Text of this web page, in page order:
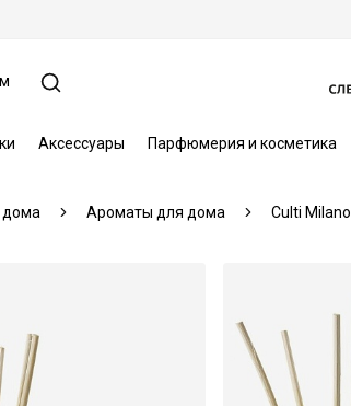
Аксессуары Парфюмерия и косметика
дома Ароматы для дома Culti Milano